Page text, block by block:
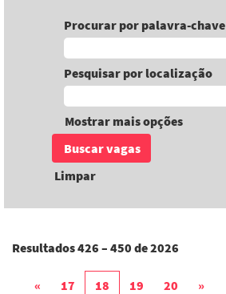
Procurar por palavra-chave
Pesquisar por localização
Mostrar mais opções
Limpar
Resultados426 – 450 de2026
« 17 18 19 20 »